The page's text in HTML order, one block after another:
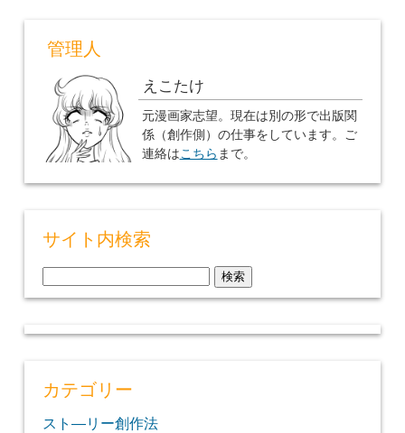
管理人
えこたけ
元漫画家志望。現在は別の形で出版関
係（創作側）の仕事をしています。ご
連絡はこちら まで。
サイト内検索
索:
カテゴリー
スト―リー創作法